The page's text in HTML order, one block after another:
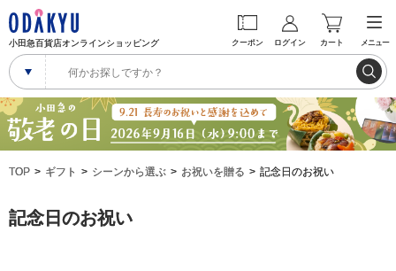
小田急百貨店オンラインショッピング クーポン ログイン カート メニュー
TOP ギフト シーンから選ぶ お祝いを贈る 記念日のお祝い
記念日のお祝い